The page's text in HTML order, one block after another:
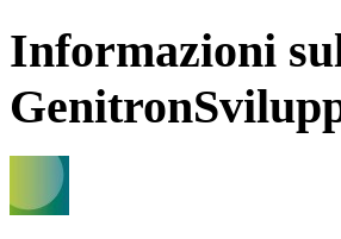
Informazioni